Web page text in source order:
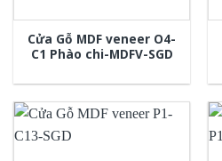
Cửa Gỗ MDF veneer O4-
C1 Phào chi-MDFV-SGD